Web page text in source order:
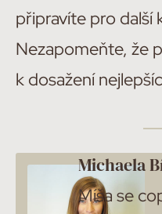
připravíte pro další
Nezapomeňte, že
k dosažení
Michaela
Míša se